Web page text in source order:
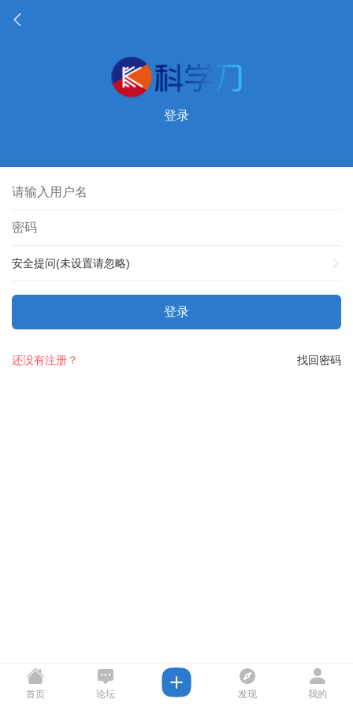
登录
安全提问(未设置请忽略)
登录
找回密码
还没有注册？
首页 论坛 发现 我的